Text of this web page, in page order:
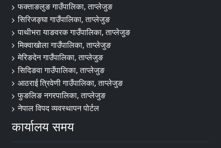
फक्ताङलुङ गाउँपालिका, ताप्लेजुङ
सिरिजङ्घा गाउँपालिका, ताप्लेजुङ
पाथीभरा याङवरक गाउँपालिका, ताप्लेजुङ
मिक्वाखोला गाउँपालिका, ताप्लेजुङ
मेरिङदेन गाउँपालिका, ताप्लेजुङ
सिदिङवा गाउँपालिका, ताप्लेजुङ
आठराई त्रिवेणी गाउँपालिका, ताप्लेजुङ
फुङलिङ नगरपालिका, ताप्लेजुङ
नेपाल विपद व्यवस्थापन पोर्टल
कार्यालय समय